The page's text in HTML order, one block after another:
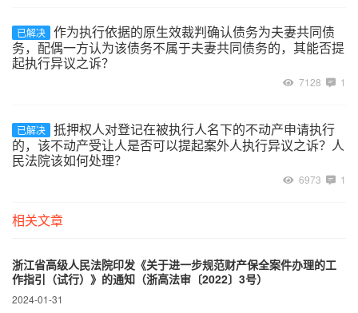
已解决 作为执行依据的原生效裁判确认债务为夫妻共同债
务，配偶一方认为该债务不属于夫妻共同债务的，其能否提
起执行异议之诉？
7128 1
已解决 抵押权人对登记在被执行人名下的不动产申请执行
的，该不动产受让人是否可以提起案外人执行异议之诉？人
民法院该如何处理？
6973 1
相关文章
浙江省高级人民法院印发《关于进一步规范财产保全案件办理的工
作指引（试行）》的通知（浙高法审〔2022〕3号）
2024-01-31